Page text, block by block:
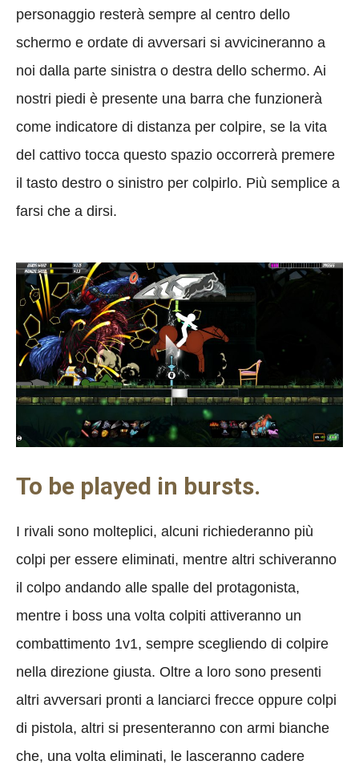
personaggio resterà sempre al centro dello
schermo e ordate di avversari si avvicineranno a
noi dalla parte sinistra o destra dello schermo. Ai
nostri piedi è presente una barra che funzionerà
come indicatore di distanza per colpire, se la vita
del cattivo tocca questo spazio occorrerà premere
il tasto destro o sinistro per colpirlo. Più semplice a
farsi che a dirsi.
To be played in bursts.
I rivali sono molteplici, alcuni richiederanno più
colpi per essere eliminati, mentre altri schiveranno
il colpo andando alle spalle del protagonista,
mentre i boss una volta colpiti attiveranno un
combattimento 1v1, sempre scegliendo di colpire
nella direzione giusta. Oltre a loro sono presenti
altri avversari pronti a lanciarci frecce oppure colpi
di pistola, altri si presenteranno con armi bianche
che, una volta eliminati, le lasceranno cadere